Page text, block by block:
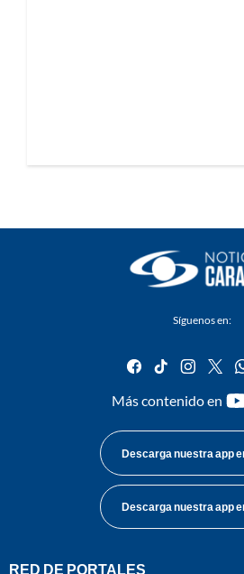
Síguenos en:
facebook
tiktok
Más contenido en
Descarga nuestra app
Descarga nuestra app
RED DE PORTALES